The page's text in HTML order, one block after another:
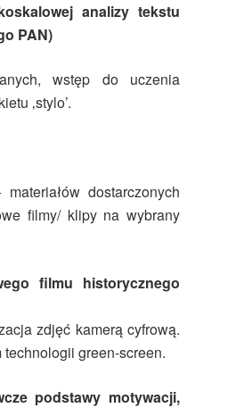
analizy tekstu
PAN)
wstęp do uczenia
‚stylo’.
dostarczonych
filmy/ klipy na wybrany
filmu historycznego
zdjęć kamerą cyfrową.
green-screen.
podstawy motywacji,